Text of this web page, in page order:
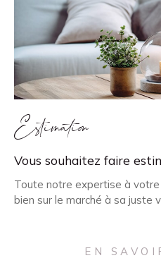
Estimation
Vous souhaitez faire
Toute notre expertise à
bien sur le marché à sa juste
EN